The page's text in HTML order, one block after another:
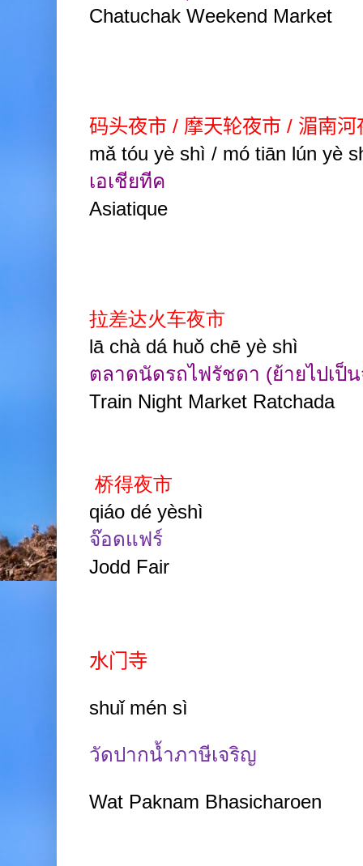
Chatuchak Weekend Market
码头夜市 / 摩天轮夜市 / 湄南河
mǎ tóu yè shì / mó tiān lún yè
เอเชียทีค
Asiatique
拉差达火车夜市
lā chà dá huǒ chē yè shì
ตลาดนัดรถไฟรัชดา (ย้ายไปเป็
Train Night Market Ratchada
桥得夜市
qiáo dé yèshì
จ๊อดแฟร์
Jodd Fair
水门寺
shuǐ mén sì
วัดปากน้ำภาษีเจริญ
Wat Paknam Bhasicharoen